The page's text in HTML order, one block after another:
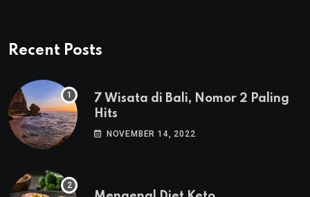
Recent Posts
7 Wisata di Bali, Nomor 2 Paling
Hits
NOVEMBER 14, 2022